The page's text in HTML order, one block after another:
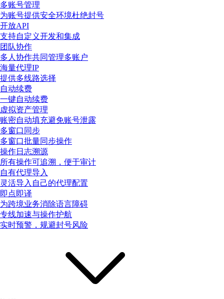
多账号管理
为账号提供安全环境杜绝封号
开放API
支持自定义开发和集成
团队协作
多人协作共同管理多账户
海量代理IP
提供多线路选择
自动续费
一键自动续费
虚拟资产管理
账密自动填充避免账号泄露
多窗口同步
多窗口批量同步操作
操作日志溯源
所有操作可追溯，便于审计
自有代理导入
灵活导入自己的代理配置
即点即译
为跨境业务消除语言障碍
专线加速与操作护航
实时预警，规避封号风险